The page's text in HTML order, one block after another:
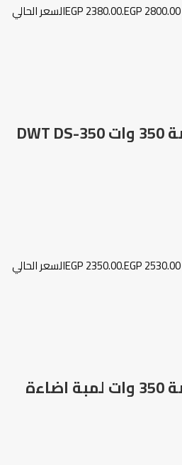
EGP2380.00
السعر الحالي
ماكينة تجليخ 8 بوصة 350 وات DWT DS-350
EGP2350.00
السعر الحالي
ماكينة تجليخ 8 بوصة 350 وات لمبة اضاءة